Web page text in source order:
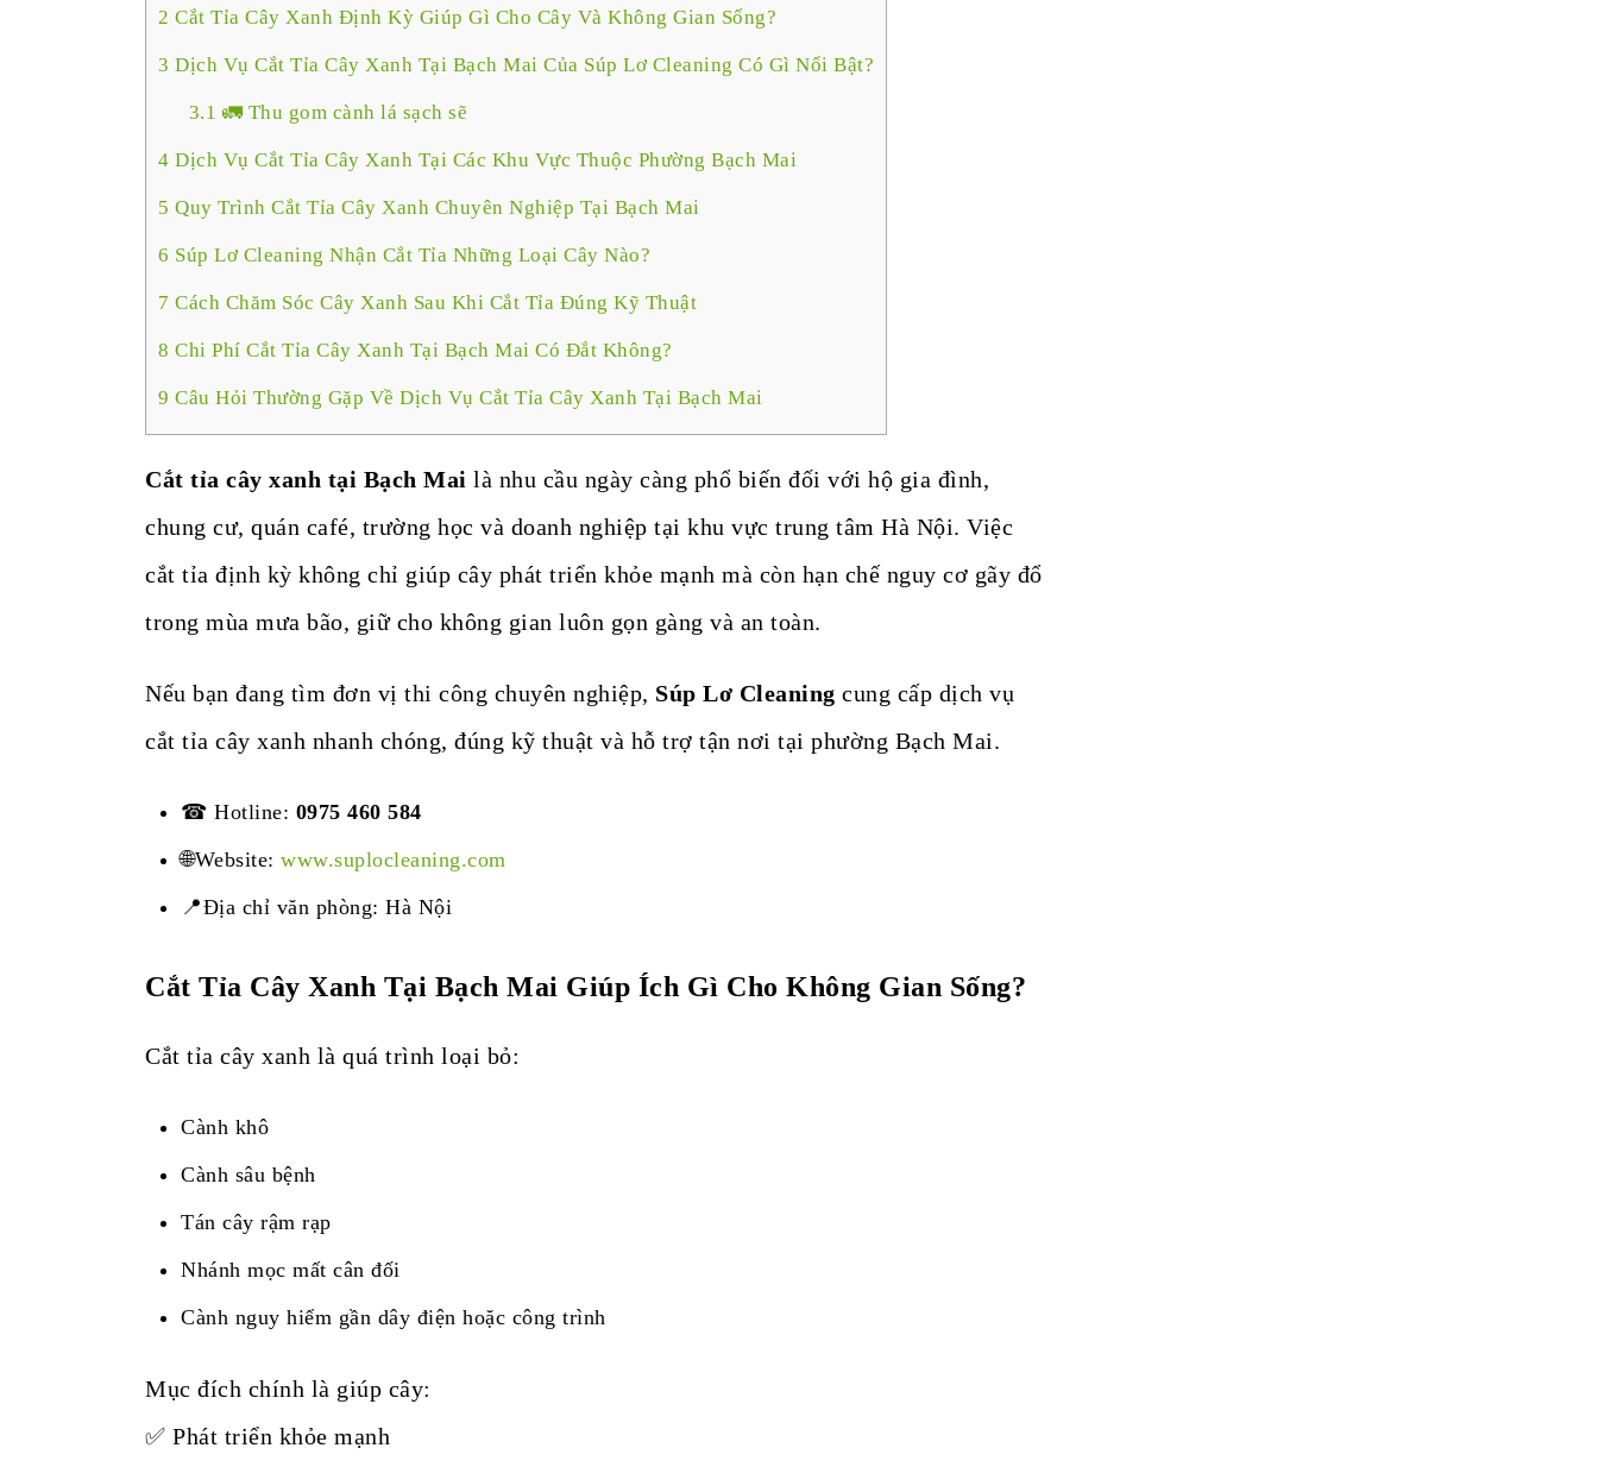
2 Cắt Tỉa Cây Xanh Định Kỳ Giúp Gì Cho Cây Và Không Gian Sống?
3 Dịch Vụ Cắt Tỉa Cây Xanh Tại Bạch Mai Của Súp Lơ Cleaning Có Gì Nổi Bật?
3.1 🚛 Thu gom cành lá sạch sẽ
4 Dịch Vụ Cắt Tỉa Cây Xanh Tại Các Khu Vực Thuộc Phường Bạch Mai
5 Quy Trình Cắt Tỉa Cây Xanh Chuyên Nghiệp Tại Bạch Mai
6 Súp Lơ Cleaning Nhận Cắt Tỉa Những Loại Cây Nào?
7 Cách Chăm Sóc Cây Xanh Sau Khi Cắt Tỉa Đúng Kỹ Thuật
8 Chi Phí Cắt Tỉa Cây Xanh Tại Bạch Mai Có Đắt Không?
9 Câu Hỏi Thường Gặp Về Dịch Vụ Cắt Tỉa Cây Xanh Tại Bạch Mai
Cắt tỉa cây xanh tại Bạch Mai là nhu cầu ngày càng phổ biến đối với hộ gia đình,
chung cư, quán café, trường học và doanh nghiệp tại khu vực trung tâm Hà Nội. Việc
cắt tỉa định kỳ không chỉ giúp cây phát triển khỏe mạnh mà còn hạn chế nguy cơ gãy đổ
trong mùa mưa bão, giữ cho không gian luôn gọn gàng và an toàn.
Nếu bạn đang tìm đơn vị thi công chuyên nghiệp, Súp Lơ Cleaning cung cấp dịch vụ
cắt tỉa cây xanh nhanh chóng, đúng kỹ thuật và hỗ trợ tận nơi tại phường Bạch Mai.
☎ Hotline: 0975 460 584
🌐Website: www.suplocleaning.com
📍Địa chỉ văn phòng: Hà Nội
Cắt Tỉa Cây Xanh Tại Bạch Mai Giúp Ích Gì Cho Không Gian Sống?
Cắt tỉa cây xanh là quá trình loại bỏ:
Cành khô
Cành sâu bệnh
Tán cây rậm rạp
Nhánh mọc mất cân đối
Cành nguy hiểm gần dây điện hoặc công trình
Mục đích chính là giúp cây:
✅ Phát triển khỏe mạnh